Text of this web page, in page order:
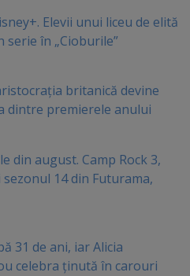
Elevii unui liceu de elită
în „Cioburile”
britanică devine
dintre premierele anului
din august. Camp Rock 3,
14 din Futurama,
31 de ani, iar Alicia
celebra ținută în carouri